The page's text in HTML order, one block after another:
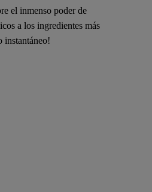
el inmenso poder de
a los ingredientes más
instantáneo!